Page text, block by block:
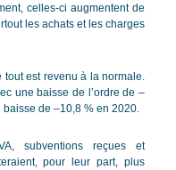
celles-ci augmentent de
les achats et les charges
est revenu à la normale.
une baisse de l’ordre de –
de –10,8 % en 2020.
subventions reçues et
pour leur part, plus